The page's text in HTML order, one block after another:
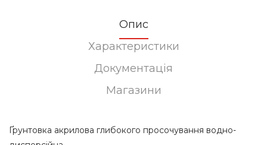
Опис
Характеристики
Документація
Магазини
Ґрунтовка акрилова глибокого просочування водно-